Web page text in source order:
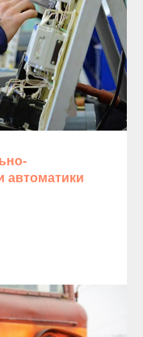
автоматики